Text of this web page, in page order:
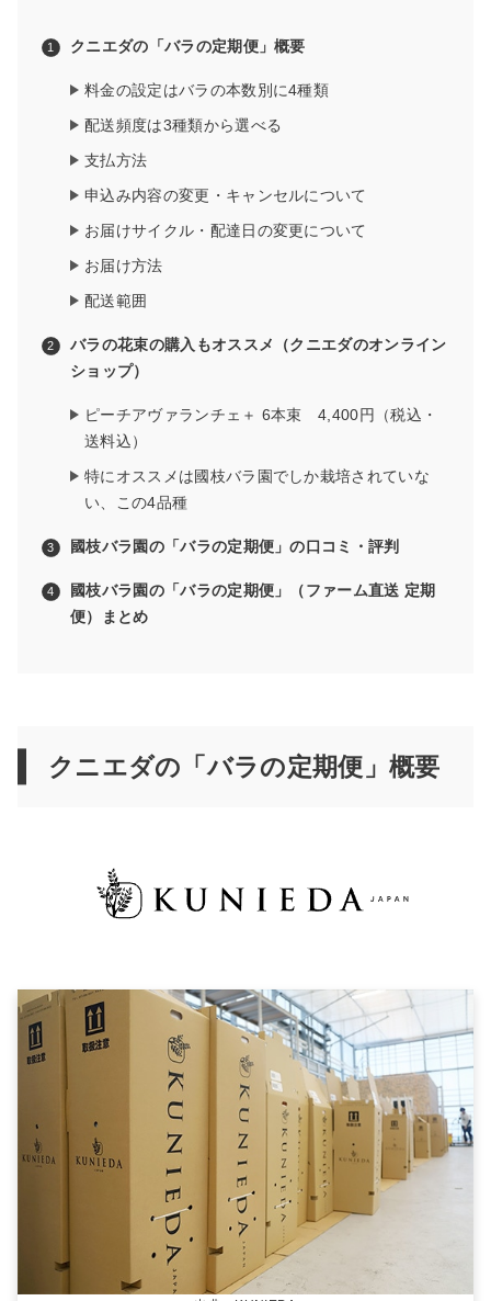
クニエダの「バラの定期便」概要
料金の設定はバラの本数別に4種類
配送頻度は3種類から選べる
支払方法
申込み内容の変更・キャンセルについて
お届けサイクル・配達日の変更について
お届け方法
配送範囲
バラの花束の購入もオススメ（クニエダのオンライン
ショップ）
ピーチアヴァランチェ＋ 6本束 4,400円（税込・
送料込）
特にオススメは國枝バラ園でしか栽培されていな
い、この4品種
國枝バラ園の「バラの定期便」の口コミ・評判
國枝バラ園の「バラの定期便」（ファーム直送 定期
便）まとめ
クニエダの「バラの定期便」概要